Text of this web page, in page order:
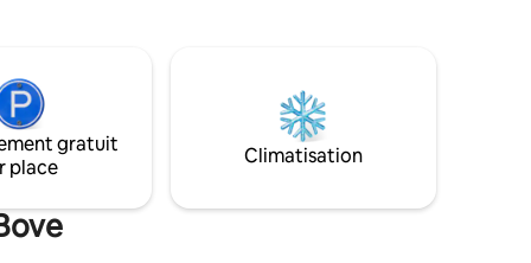
gratuit
place
Climatisation